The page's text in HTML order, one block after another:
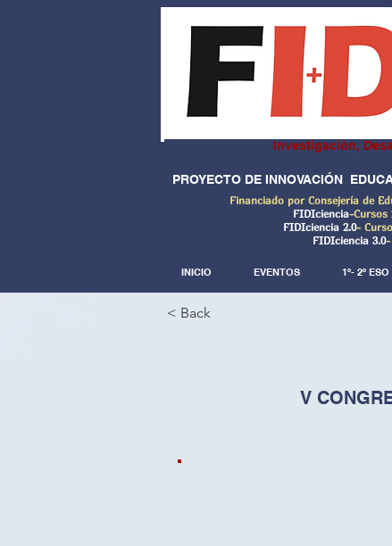
Investigación,
PROYECTO DE INNOVACIÓN
Financiado por Consejería de
FIDIciencia-Cursos
FIDIciencia 2.0-
FIDIciencia 3.0-
INICIO EVENTOS 1º- 2º ESO
< Back
V